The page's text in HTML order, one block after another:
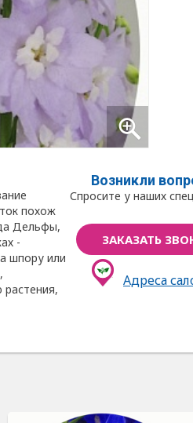
похож
Дельфы,
-
шпору или
Возникли
Спросите у наших
ЗАКАЗАТЬ
Адреса